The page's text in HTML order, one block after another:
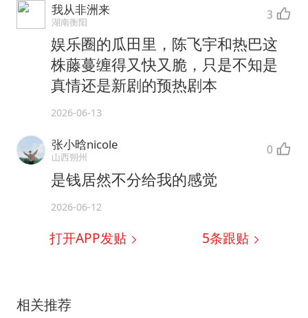
我从非洲来
湖南衡阳 3
娱乐圈的瓜田里，陈飞宇和热巴这
株藤蔓缠得又快又脆，只是不知是
真情还是新剧的预热剧本
2026-06-13
张小晗nicole
山西朔州 0
是钱居然不分给我的感觉
2026-06-12
打开APP发贴 5条跟贴
相关推荐